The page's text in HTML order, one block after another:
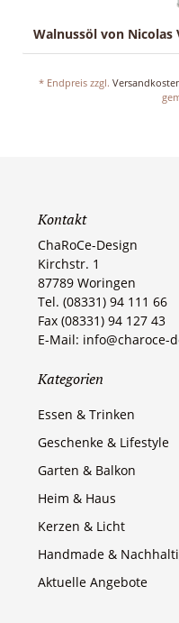
Walnussöl von Nicolas
* Endpreis zzgl.
Kontakt
ChaRoCe-Design
Kirchstr. 1
87789 Woringen​
Tel. (08331) 94 111 66
Fax (08331) 94 127 43
E-Mail: info@charoce-
Kategorien
Essen & Trinken
Geschenke & Lifestyle
Garten & Balkon
Heim & Haus
Kerzen & Licht
Handmade &
Aktuelle Angebote